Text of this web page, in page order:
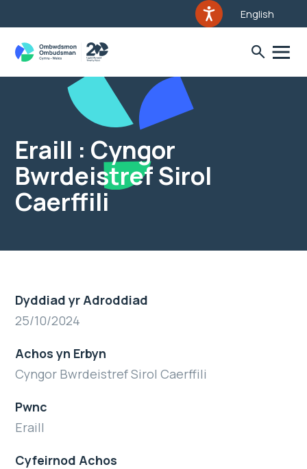
English
Eraill : Cyngor
Bwrdeistref Sirol
Caerffili
Dyddiad yr Adroddiad
25/10/2024
Achos yn Erbyn
Cyngor Bwrdeistref Sirol Caerffili
Pwnc
Eraill
Cyfeirnod Achos